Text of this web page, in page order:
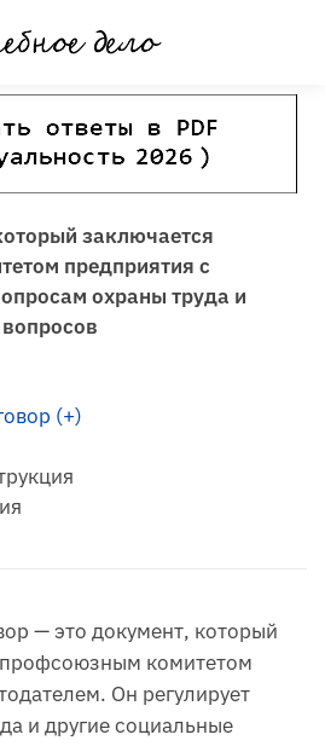
заключается
предприятия с
охраны труда и
(+)
— это документ, который
комитетом
Он регулирует
и другие социальные